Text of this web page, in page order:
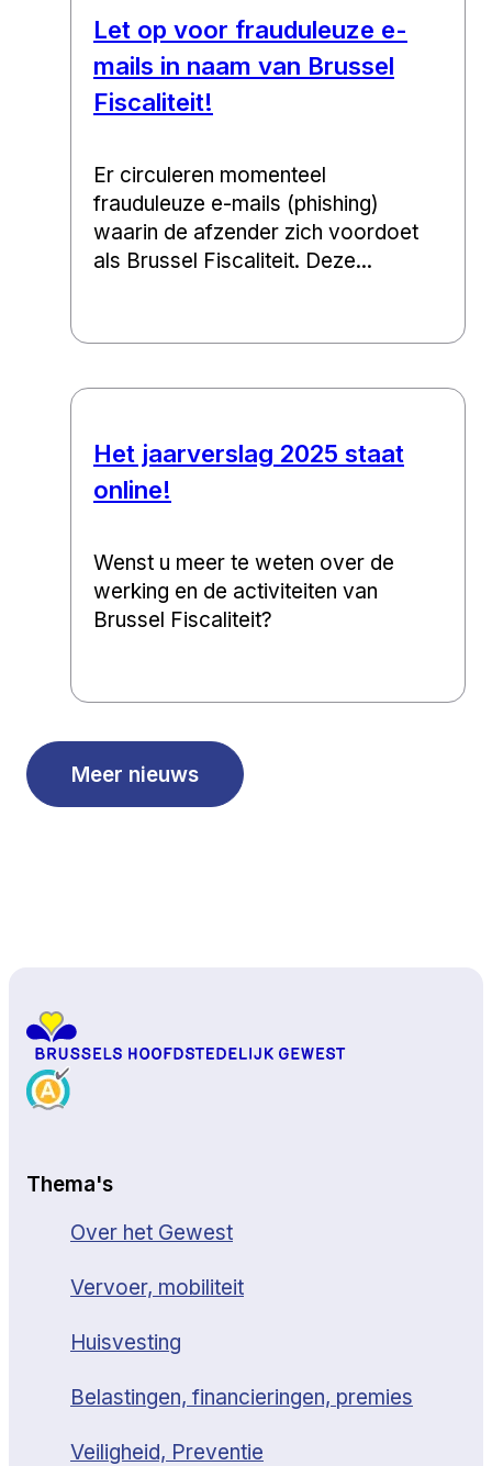
Let op voor frauduleuze e-
mails in naam van Brussel
Fiscaliteit!
Er circuleren momenteel
frauduleuze e-mails (phishing)
waarin de afzender zich voordoet
als Brussel Fiscaliteit. Deze...
Het jaarverslag 2025 staat
online!
Wenst u meer te weten over de
werking en de activiteiten van
Brussel Fiscaliteit?
Meer nieuws
Thema's
Over het Gewest
Vervoer, mobiliteit
Huisvesting
Belastingen, financieringen, premies
Veiligheid, Preventie